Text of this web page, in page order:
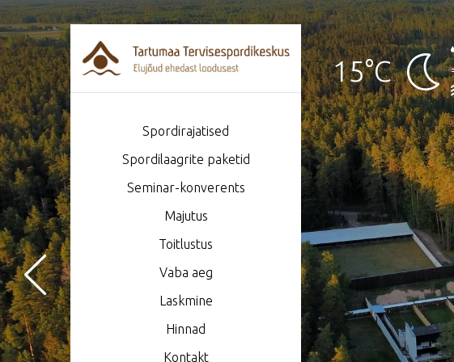
Spordirajatised
Spordilaagrite paketid
Seminar-konverents
Majutus
Toitlustus
Vaba aeg
Laskmine
Hinnad
Kontakt
15°C